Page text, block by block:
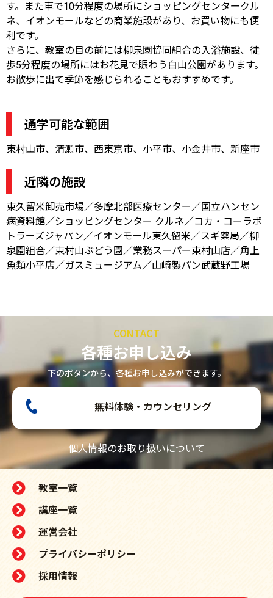
す。また車で10分程度の場所にショッピングセンタークル
ネ、イオンモールなどの商業施設があり、お買い物にも便
利です。
さらに、教室の目の前には柳泉園協同組合の入浴施設、徒
歩5分程度の場所にはお花見で賑わう白山公園があります。
お散歩に出て季節を感じられることもおすすめです。
通学可能な範囲
東村山市、清瀬市、西東京市、小平市、小金井市、新座市
近隣の施設
東久留米卸売市場／多摩北部医療センター／国立ハンセン
病資料館／ショッピングセンター クルネ／コカ・コーラボ
トラーズジャパン／イオンモール東久留米／スギ薬局／柳
泉園組合／東村山ぶどう園／業務スーパー東村山店／角上
魚類小平店／ガスミュージアム／山崎製パン武蔵野工場
CONTACT
各種お申し込み
下のボタンから、各種お申し込みができます。
無料体験・カウンセリング
個人情報のお取り扱いについて
教室一覧
講座一覧
運営会社
プライバシーポリシー
採用情報